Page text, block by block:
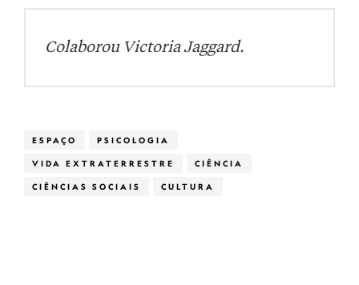
Colaborou Victoria Jaggard.
ESPAÇO PSICOLOGIA
VIDA EXTRATERRESTRE CIÊNCIA
CIÊNCIAS SOCIAIS CULTURA